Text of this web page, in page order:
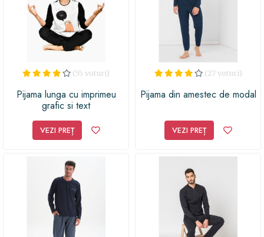
nu mai sta pe gânduri și bucură-te de calitatea și stilul
acestor pijamale barbatesti deosebite!
(55 voturi)
Pijama lunga cu imprimeu
grafic si text
VEZI PREȚ
(27 voturi)
Pijama din amestec de modal
VEZI PREȚ